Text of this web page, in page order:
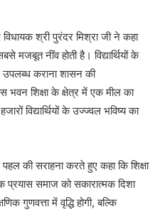
श्री पुरंदर मिश्रा जी ने कहा
मजबूत नींव होती है। विद्यार्थियों के
उपलब्ध कराना शासन की
भवन शिक्षा के क्षेत्र में एक मील का
विद्यार्थियों के उज्ज्वल भविष्य का
की सराहना करते हुए कहा कि शिक्षा
प्रयास समाज को सकारात्मक दिशा
गुणवत्ता में वृद्धि होगी, बल्कि